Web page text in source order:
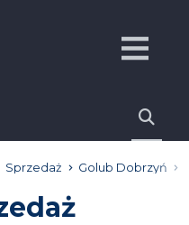
Sprzedaż Golub Dobrzyń